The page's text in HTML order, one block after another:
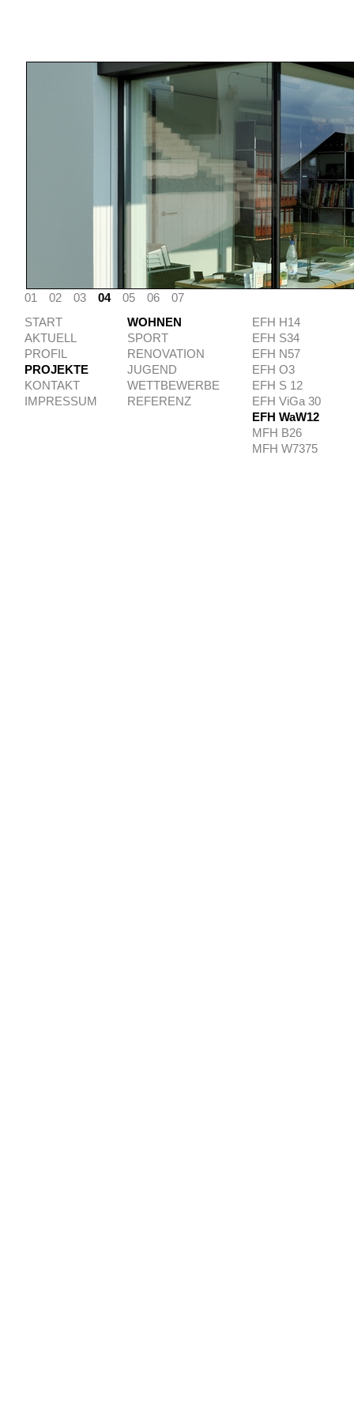
01 02 03 04 05 06
07
START
AKTUELL
PROFIL
PROJEKTE
KONTAKT
IMPRESSUM
EFH H14
EFH S34
EFH N57
EFH O3
EFH S 12
EFH ViGa 30
EFH WaW12
MFH B26
MFH W7375
WOHNEN
SPORT
RENOVATION
JUGEND
WETTBEWERBE
REFERENZ